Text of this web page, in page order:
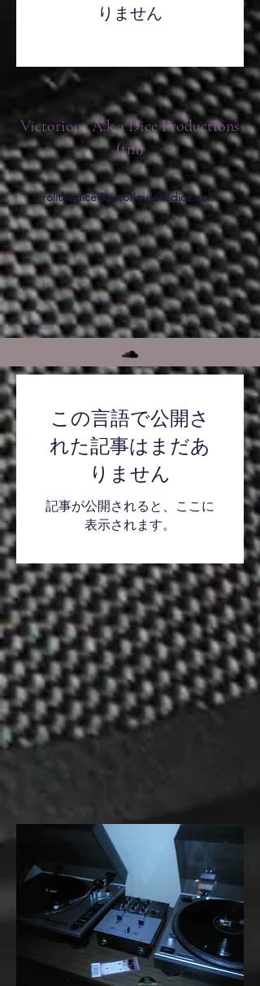
りません
Victorious A.k.a Dice Productions
(tm)
rollthedice@victoriousakadice.com
この言語で公開さ
れた記事はまだあ
りません
記事が公開されると、ここに
表示されます。